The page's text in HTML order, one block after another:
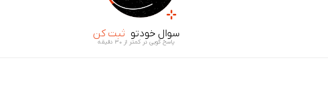
سوال خودتو ثبت کن
پاسخ گویی در کمتر از ۳۰ دقیقه